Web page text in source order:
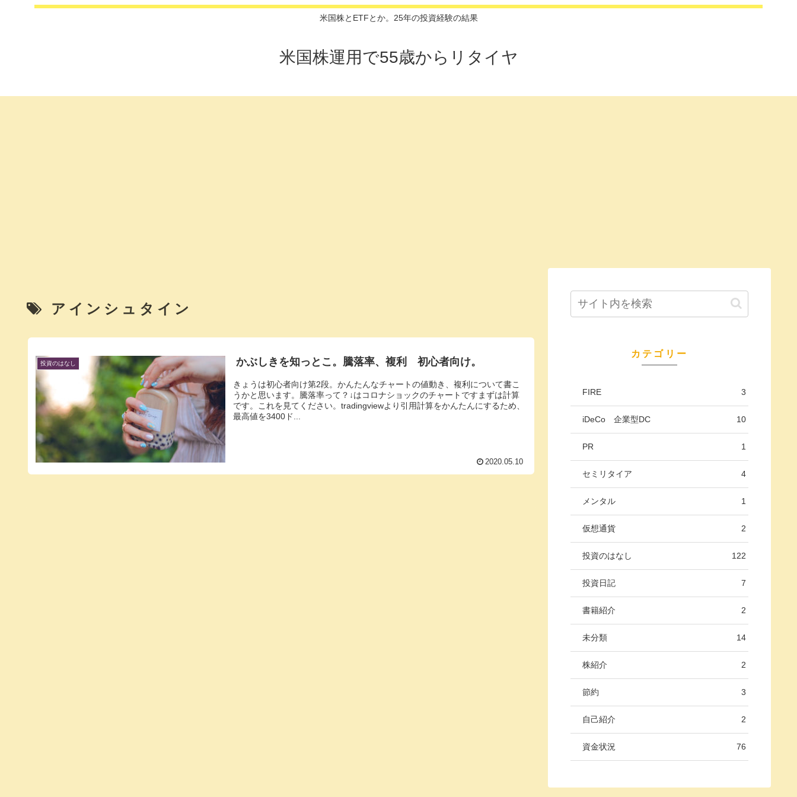
米国株とETFとか。25年の投資経験の結果
米国株運用で55歳からリタイヤ
アインシュタイン
投資のはなし かぶしきを知っとこ。騰落率、複利 初心者向け。
きょうは初心者向け第2段。かんたんなチャートの値動き、複利について書こ
うかと思います。騰落率って？↓はコロナショックのチャートですまずは計算
です。これを見てください。tradingviewより引用計算をかんたんにするため、
最高値を3400ド...
2020.05.10
カテゴリー
FIRE 3
iDeCo 企業型DC 10
PR 1
セミリタイア 4
メンタル 1
仮想通貨 2
投資のはなし 122
投資日記 7
書籍紹介 2
未分類 14
株紹介 2
節約 3
自己紹介 2
資金状況 76